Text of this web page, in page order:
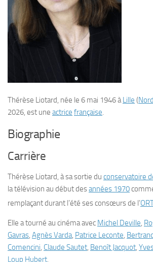
Thérèse Liotard, née le 6 mai 1946àLille (Nord
2026, est une actrice française.
Biographie
Carrière
Thérèse Liotard, à sa sortie du conservatoire
la télévision au début desannées 1970
remplaçant durant l’été ses consœurs de l’
Elle a tourné au cinéma avec Michel Deville,
Gavras, Agnès Varda, Patrice Leconte,
Comencini, Claude Sautet, Benoît Jacquot,
Loup Hubert.